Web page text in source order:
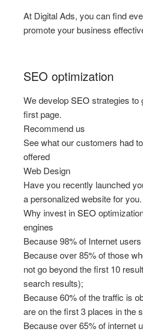
At Digital Ads, you can find
promote your business
SEO optimization
We developSEO strategies to
first page.
Recommend us
See what our customers had
offered
Web Design
Have you recently launched
a personalized website for you.
Why invest inSEO
engines
Because 98% of Internet
Because over 85% of those
not go beyond the first 10
search results);
Because 60% of the traffic is
are on the first 3 places in the
Because over 65% of internet